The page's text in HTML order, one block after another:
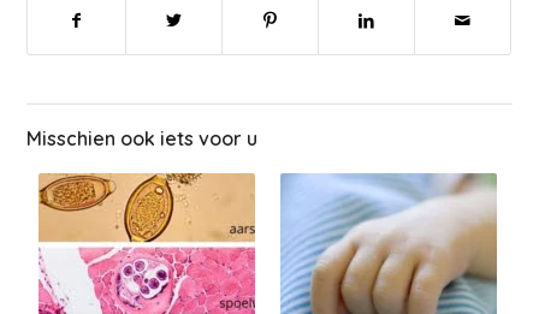
Misschien ook iets voor u